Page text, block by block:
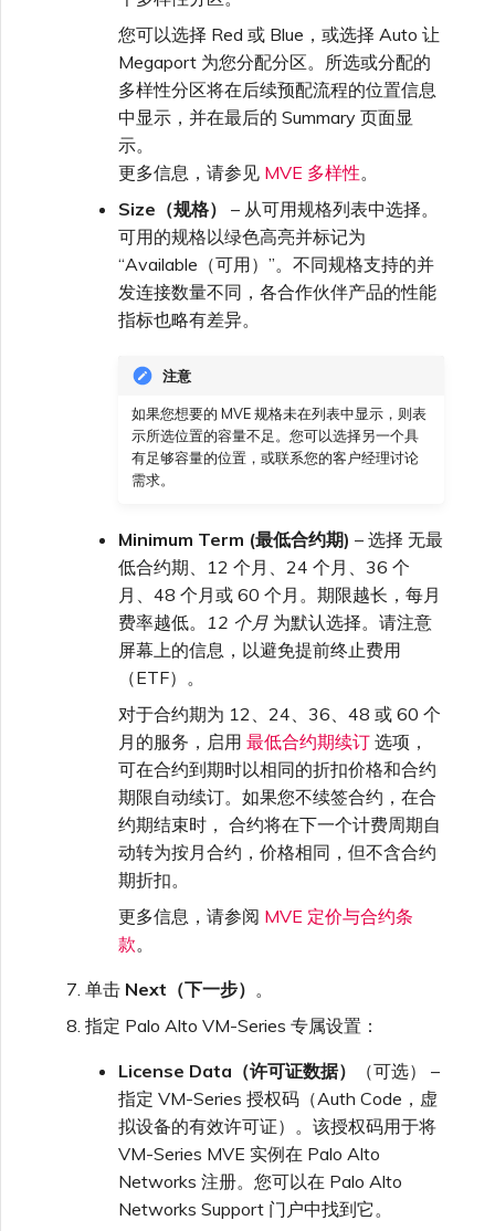
您可以选择 Red 或 Blue，或选择 Auto 让
Megaport 为您分配分区。所选或分配的
多样性分区将在后续预配流程的位置信息
中显示，并在最后的 Summary 页面显
示。
更多信息，请参见 MVE 多样性。
Size（规格）
– 从可用规格列表中选择。
可用的规格以绿色高亮并标记为
“Available（可用）”。不同规格支持的并
发连接数量不同，各合作伙伴产品的性能
指标也略有差异。
注意
如果您想要的 MVE 规格未在列表中显示，则表
示所选位置的容量不足。您可以选择另一个具
有足够容量的位置，或联系您的客户经理讨论
需求。
Minimum Term (最低合约期) – 选择 无最
低合约期、12 个月、24 个月、36 个
月、48 个月或 60 个月。期限越长，每月
费率越低。 12 个月 为默认选择。请注意
屏幕上的信息，以避免提前终止费用
（ETF）。
对于合约期为 12、24、36、48 或 60 个
月的服务，启用 最低合约期续订 选项，
可在合约到期时以相同的折扣价格和合约
期限自动续订。如果您不续签合约，在合
约期结束时， 合约将在下一个计费周期自
动转为按月合约，价格相同，但不含合约
期折扣。
更多信息，请参阅 MVE 定价与合约条
款。
单击 Next（下一步） 。
指定 Palo Alto VM-Series 专属设置：
License Data（许可证数据）
（可选） –
指定 VM-Series 授权码（Auth Code，虚
拟设备的有效许可证）。该授权码用于将
VM-Series MVE 实例在 Palo Alto
Networks 注册。您可以在 Palo Alto
Networks Support 门户中找到它。